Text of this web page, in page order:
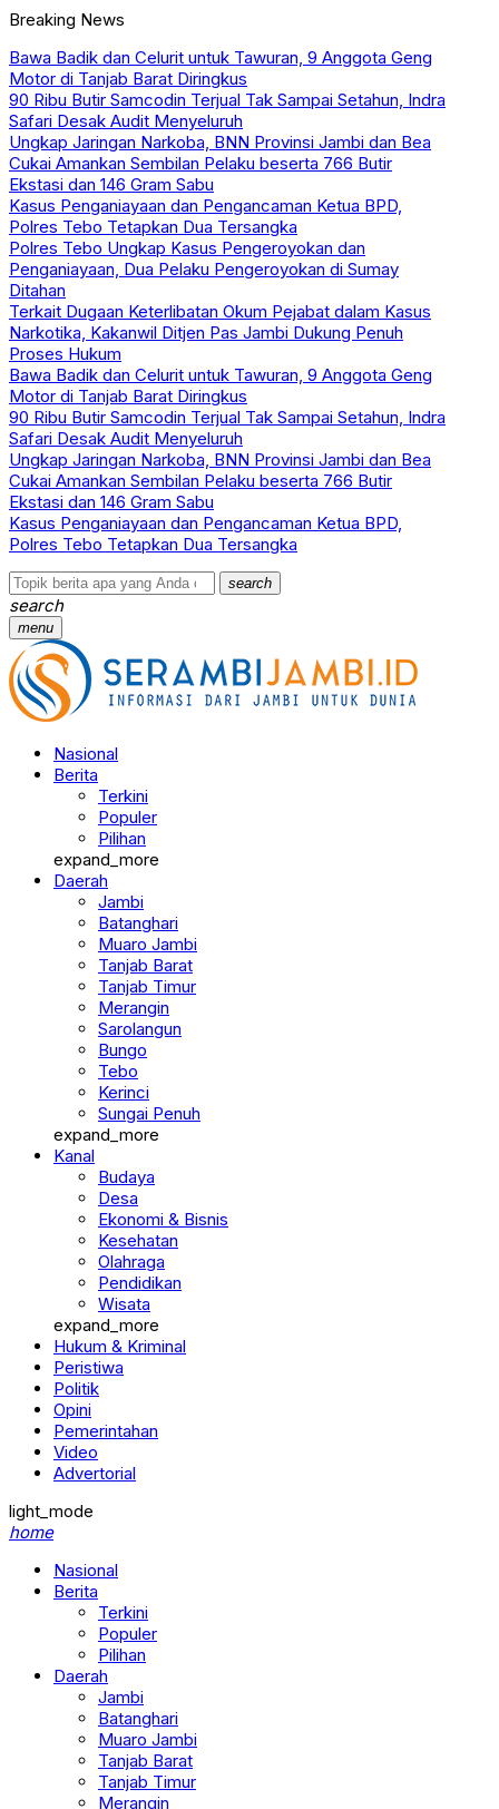
Breaking News
Bawa Badik dan Celurit untuk Tawuran, 9 Anggota Geng
Motor di Tanjab Barat Diringkus
90 Ribu Butir Samcodin Terjual Tak Sampai Setahun, Indra
Safari Desak Audit Menyeluruh
Ungkap Jaringan Narkoba, BNN Provinsi Jambi dan Bea
Cukai Amankan Sembilan Pelaku beserta 766 Butir
Ekstasi dan 146 Gram Sabu
Kasus Penganiayaan dan Pengancaman Ketua BPD,
Polres Tebo Tetapkan Dua Tersangka
Polres Tebo Ungkap Kasus Pengeroyokan dan
Penganiayaan, Dua Pelaku Pengeroyokan di Sumay
Ditahan
Terkait Dugaan Keterlibatan Okum Pejabat dalam Kasus
Narkotika, Kakanwil Ditjen Pas Jambi Dukung Penuh
Proses Hukum
Bawa Badik dan Celurit untuk Tawuran, 9 Anggota Geng
Motor di Tanjab Barat Diringkus
90 Ribu Butir Samcodin Terjual Tak Sampai Setahun, Indra
Safari Desak Audit Menyeluruh
Ungkap Jaringan Narkoba, BNN Provinsi Jambi dan Bea
Cukai Amankan Sembilan Pelaku beserta 766 Butir
Ekstasi dan 146 Gram Sabu
Kasus Penganiayaan dan Pengancaman Ketua BPD,
Polres Tebo Tetapkan Dua Tersangka
search
search
menu
Nasional
Berita
Terkini
Populer
Pilihan
expand_more
Daerah
Jambi
Batanghari
Muaro Jambi
Tanjab Barat
Tanjab Timur
Merangin
Sarolangun
Bungo
Tebo
Kerinci
Sungai Penuh
expand_more
Kanal
Budaya
Desa
Ekonomi & Bisnis
Kesehatan
Olahraga
Pendidikan
Wisata
expand_more
Hukum & Kriminal
Peristiwa
Politik
Opini
Pemerintahan
Video
Advertorial
light_mode
home
Nasional
Berita
Terkini
Populer
Pilihan
Daerah
Jambi
Batanghari
Muaro Jambi
Tanjab Barat
Tanjab Timur
Merangin